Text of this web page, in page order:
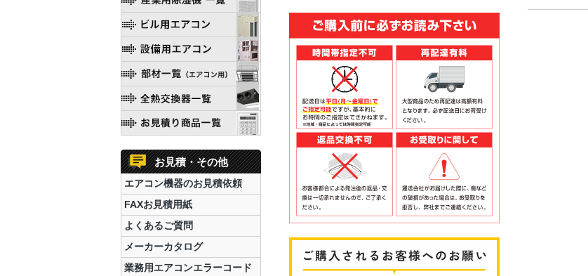
お見積・その他
エアコン機器のお見積依頼
FAXお見積用紙
よくあるご質問
メーカーカタログ
業務用エアコンエラーコード